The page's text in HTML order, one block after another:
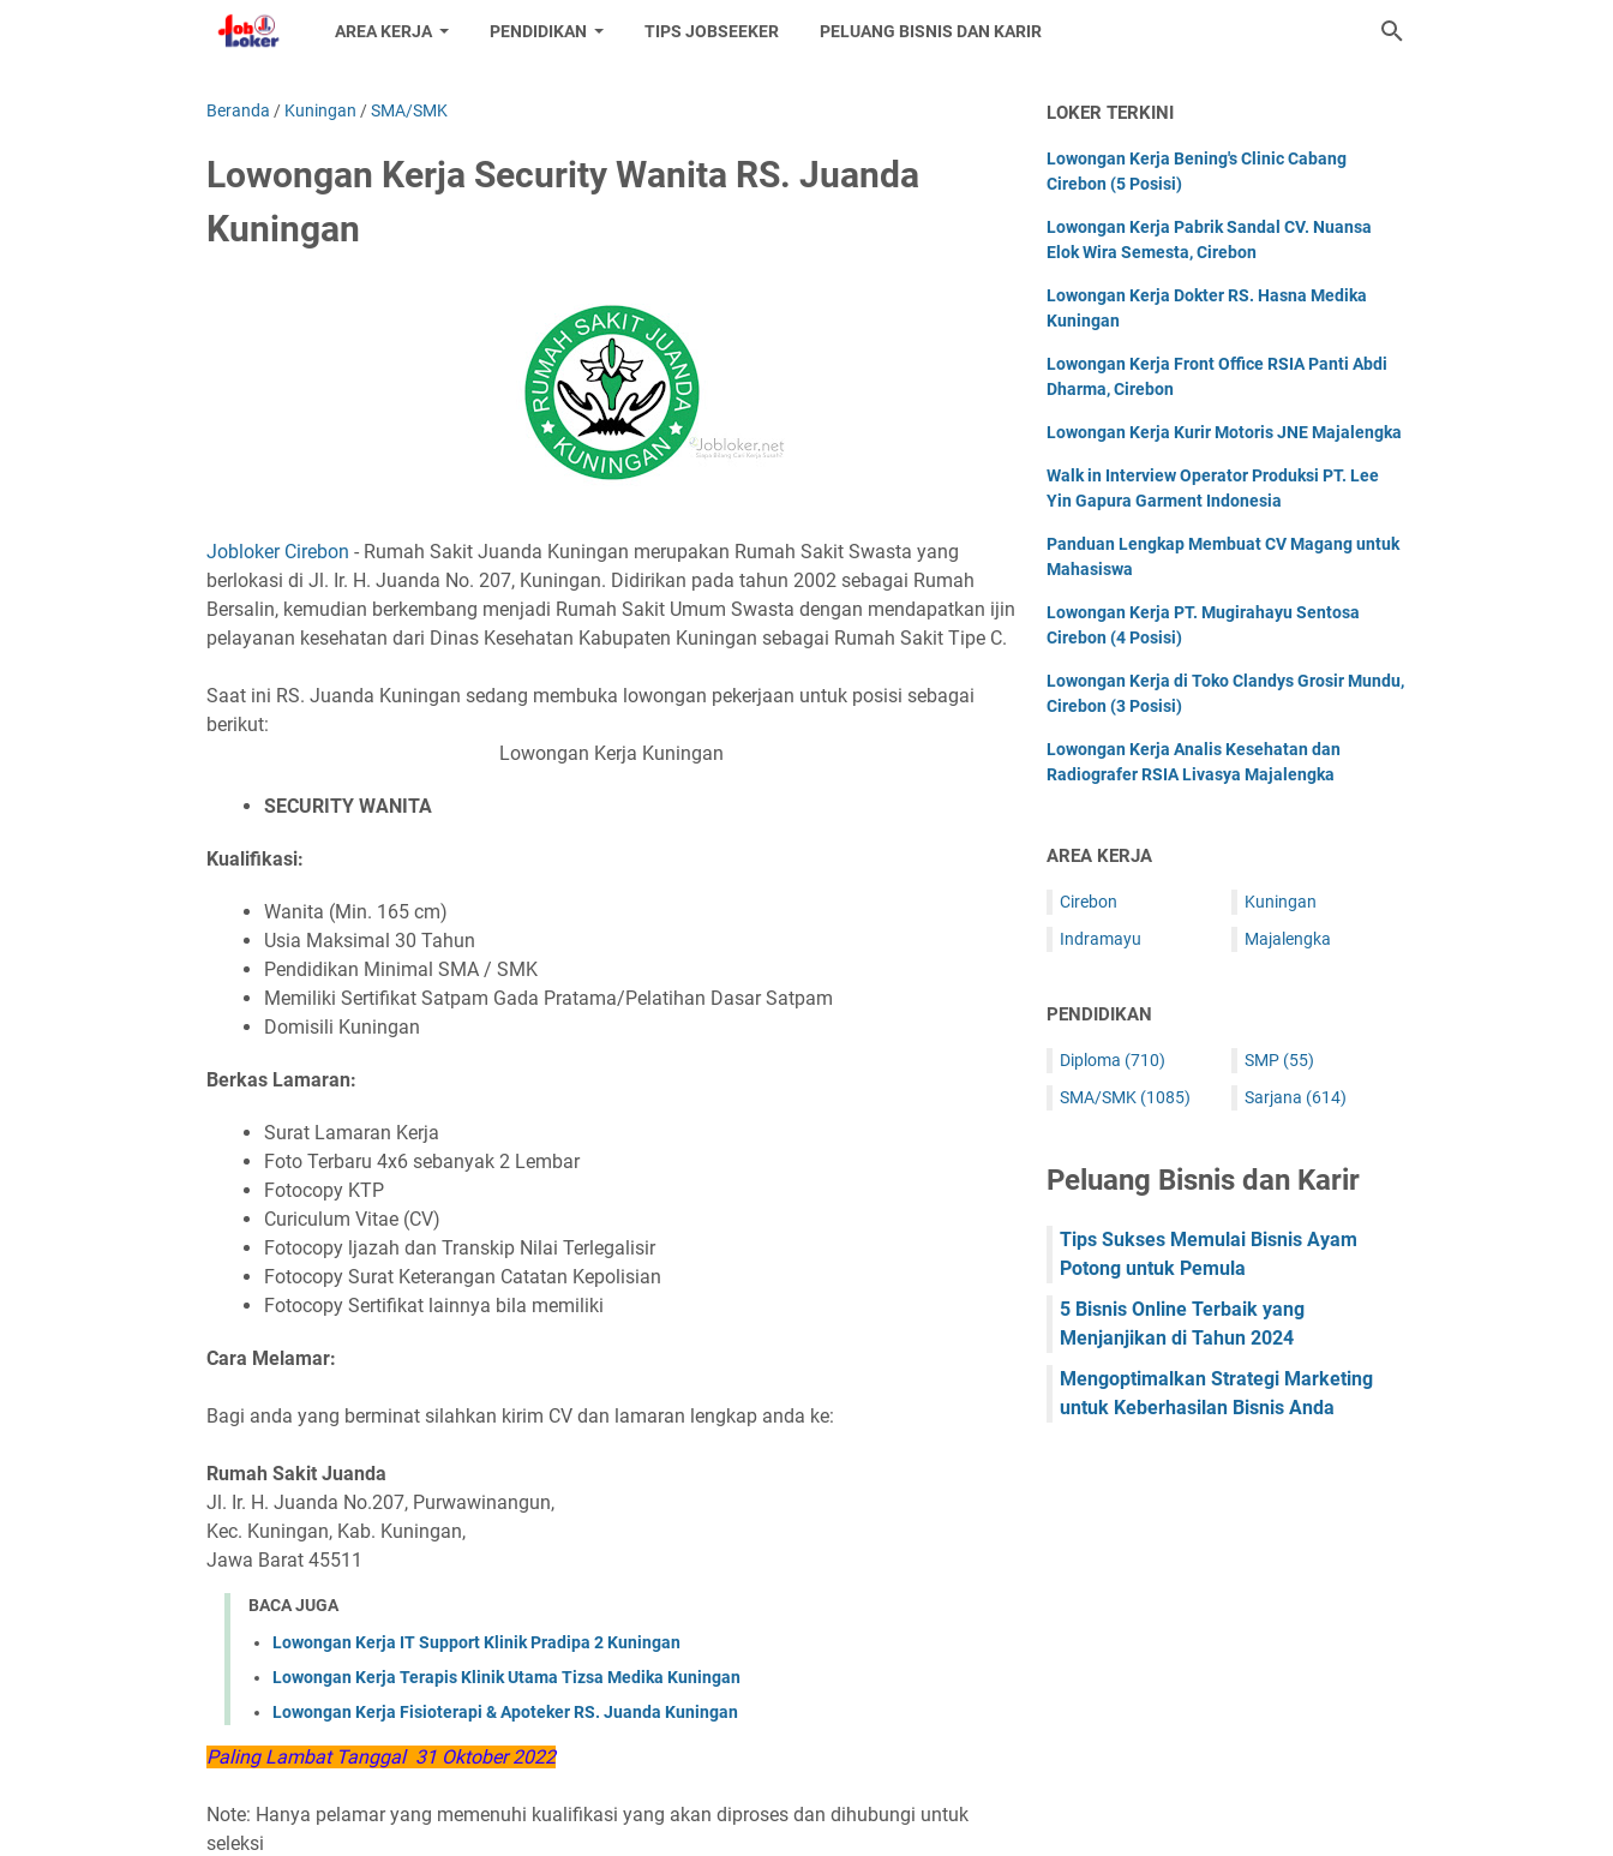
AREA KERJA PENDIDIKAN TIPS JOBSEEKER PELUANG BISNIS DAN KARIR
Beranda / Kuningan /SMA/SMK
Lowongan Kerja Security Wanita RS. Juanda
Kuningan
Jobloker Cirebon - Rumah Sakit Juanda Kuningan merupakan Rumah Sakit Swasta yang
berlokasi di Jl. Ir. H. Juanda No. 207, Kuningan. Didirikan pada tahun 2002 sebagai Rumah
Bersalin, kemudian berkembang menjadi Rumah Sakit Umum Swasta dengan mendapatkan ijin
pelayanan kesehatan dari Dinas Kesehatan Kabupaten Kuningan sebagai Rumah Sakit Tipe C.
Saat ini RS. Juanda Kuningan sedang membuka lowongan pekerjaan untuk posisi sebagai
berikut:
Lowongan Kerja Kuningan
SECURITY WANITA
Kualifikasi:
Wanita (Min. 165 cm)
Usia Maksimal 30 Tahun
Pendidikan Minimal SMA / SMK
Memiliki Sertifikat Satpam Gada Pratama/Pelatihan Dasar Satpam
Domisili Kuningan
Berkas Lamaran:
Surat Lamaran Kerja
Foto Terbaru 4x6 sebanyak 2 Lembar
Fotocopy KTP
Curiculum Vitae (CV)
Fotocopy ljazah dan Transkip Nilai Terlegalisir
Fotocopy Surat Keterangan Catatan Kepolisian
Fotocopy Sertifikat lainnya bila memiliki
Cara Melamar:
Bagi anda yang berminat silahkan kirim CV dan lamaran lengkap anda ke:
Rumah Sakit Juanda
Jl. Ir. H. Juanda No.207, Purwawinangun,
Kec. Kuningan, Kab. Kuningan,
Jawa Barat 45511
BACA JUGA
Lowongan Kerja IT Support Klinik Pradipa 2 Kuningan
Lowongan Kerja Terapis Klinik Utama Tizsa Medika Kuningan
Lowongan Kerja Fisioterapi & Apoteker RS. Juanda Kuningan
Paling Lambat Tanggal 31 Oktober 2022
Note: Hanya pelamar yang memenuhi kualifikasi yang akan diproses dan dihubungi untuk
seleksi
LOKER TERKINI
Lowongan Kerja Bening's Clinic Cabang
Cirebon (5 Posisi)
Lowongan Kerja Pabrik Sandal CV. Nuansa
Elok Wira Semesta, Cirebon
Lowongan Kerja Dokter RS. Hasna Medika
Kuningan
Lowongan Kerja Front Office RSIA Panti Abdi
Dharma, Cirebon
Lowongan Kerja Kurir Motoris JNE Majalengka
Walk in Interview Operator Produksi PT. Lee
Yin Gapura Garment Indonesia
Panduan Lengkap Membuat CV Magang untuk
Mahasiswa
Lowongan Kerja PT. Mugirahayu Sentosa
Cirebon (4 Posisi)
Lowongan Kerja di Toko Clandys Grosir Mundu,
Cirebon (3 Posisi)
Lowongan Kerja Analis Kesehatan dan
Radiografer RSIA Livasya Majalengka
AREA KERJA
Cirebon
Indramayu
Kuningan
Majalengka
PENDIDIKAN
Diploma (710)
SMA/SMK (1085)
SMP (55)
Sarjana (614)
Peluang Bisnis dan Karir
Tips Sukses Memulai Bisnis Ayam
Potong untuk Pemula
5 Bisnis Online Terbaik yang
Menjanjikan di Tahun 2024
Mengoptimalkan Strategi Marketing
untuk Keberhasilan Bisnis Anda